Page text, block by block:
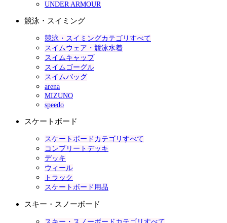
UNDER ARMOUR
競泳・スイミング
競泳・スイミングカテゴリすべて
スイムウェア・競泳水着
スイムキャップ
スイムゴーグル
スイムバッグ
arena
MIZUNO
speedo
スケートボード
スケートボードカテゴリすべて
コンプリートデッキ
デッキ
ウィール
トラック
スケートボード用品
スキー・スノーボード